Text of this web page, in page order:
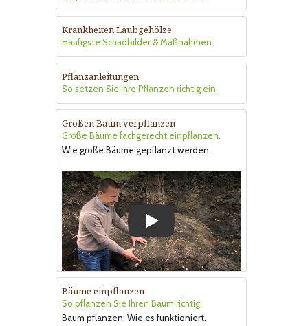
Krankheiten Laubgehölze
Häufigste Schadbilder & Maßnahmen
Pflanzanleitungen
So setzen Sie Ihre Pflanzen richtig ein.
Großen Baum verpflanzen
Große Bäume fachgerecht einpflanzen.
Wie große Bäume gepflanzt werden.
Play
Bäume einpflanzen
So pflanzen Sie Ihren Baum richtig.
Baum pflanzen: Wie es funktioniert.